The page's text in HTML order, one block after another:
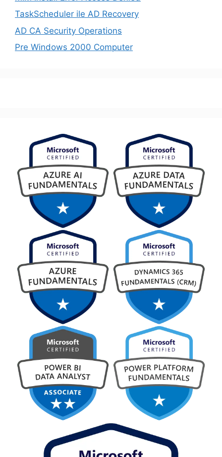
TaskScheduler ile AD Recovery
AD CA Security Operations
Pre Windows 2000 Computer